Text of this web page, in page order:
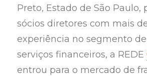
Preto, Estado de São Paulo,
sócios diretores com mais
experiência no segmento
serviços financeiros, a REDE
entrou para o mercado de